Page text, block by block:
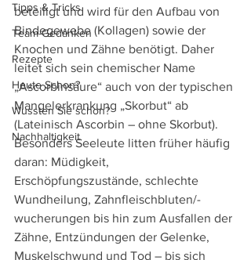
Tipps & Tricks
Team-Gedanken
Rezepte
Heute Schon?
Wussten Sie schon?
Nachhaltigkeit
beteiligt und wird für den Aufbau von
Bindegewebe (Kollagen) sowie der
Knochen und Zähne benötigt. Daher
leitet sich sein chemischer Name
„Ascorbinsäure“ auch von der typischen
Mangelerkrankung „Skorbut“ ab
(Lateinisch Ascorbin – ohne Skorbut).
Besonders Seeleute litten früher häufig
daran: Müdigkeit,
Erschöpfungszustände, schlechte
Wundheilung, Zahnfleischbluten/-
wucherungen bis hin zum Ausfallen der
Zähne, Entzündungen der Gelenke,
Muskelschwund und Tod – bis sich